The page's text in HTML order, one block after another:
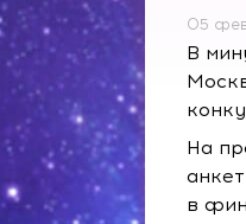
05
В
На
в